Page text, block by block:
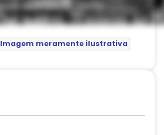
Imagem meramente ilustrativa